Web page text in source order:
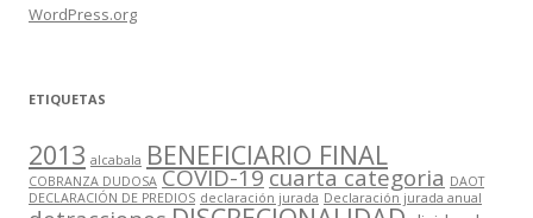
WordPress.org
ETIQUETAS
2013 alcabala BENEFICIARIO FINAL
COBRANZA DUDOSA COVID-19cuarta categoria DAOT
DECLARACIÓN DE PREDIOS declaración jurada Declaración jurada anual